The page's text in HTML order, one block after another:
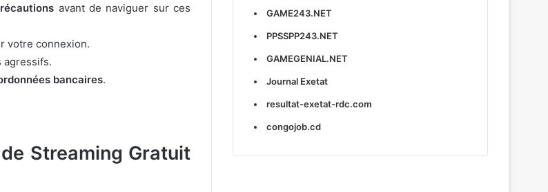
avant de naviguer sur ces
votre connexion.
agressifs.
bancaires.
Streaming Gratuit
GAME243.NET
PPSSPP243.NET
GAMEGENIAL.NET
Journal Exetat
resultat-exetat-rdc.com
congojob.cd